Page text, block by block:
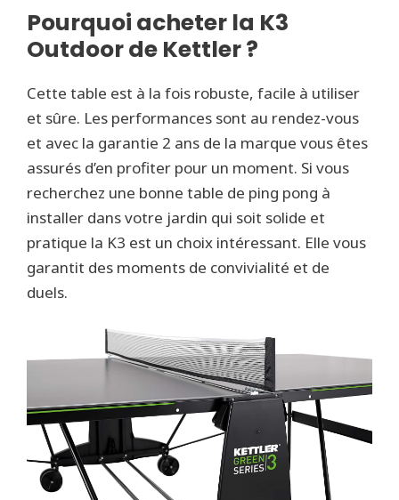
Pourquoi acheter la K3
Outdoor de Kettler ?
Cette table est à la fois robuste, facile à utiliser
et sûre. Les performances sont au rendez-vous
et avec la garantie 2 ans de la marque vous êtes
assurés d’en profiter pour un moment. Si vous
recherchez une bonne table de ping pong à
installer dans votre jardin qui soit solide et
pratique la K3 est un choix intéressant. Elle vous
garantit des moments de convivialité et de
duels.